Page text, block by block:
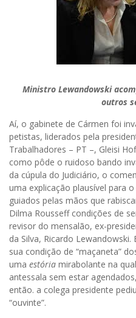
Ministro Lewandowski
outros
Aí, o gabinete de Cármen foi
petistas, liderados pela
Trabalhadores – PT –, Gleisi
como pôde o ruidoso bando
da cúpula do Judiciário, o
uma explicação plausível para
guiados pelas mãos que
Dilma Rousseff condições de
revisor do mensalão, ex-
da Silva, Ricardo
sua condição de “maçaneta”
uma estória mirabolante na
antessala sem estar
então. a colega presidente
“ouvinte”.